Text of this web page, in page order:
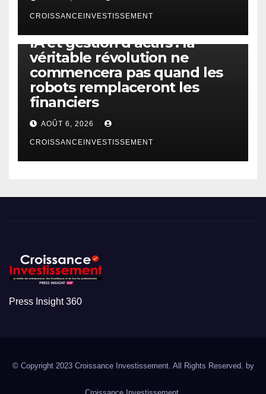
CROISSANCEINVESTISSEMENT
IA et gestion d’actifs : la
véritable révolution ne
commencera pas quand les
robots remplaceront les
financiers
AOÛT 6, 2026
CROISSANCEINVESTISSEMENT
Press Insight 360
© Copyright 2023 Croissance Investissement. All Rights Reserved. by